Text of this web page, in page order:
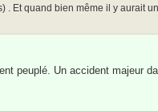
Et quand bien même il y aurait
peuplé. Un accident majeur